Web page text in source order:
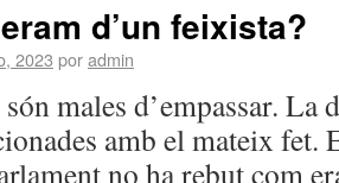
d’un feixista?
2023 poradmin
males d’empassar. La
amb el mateix fet.
no ha rebut com